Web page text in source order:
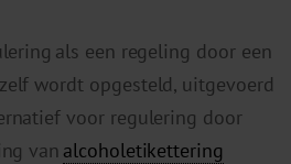
als een regeling door een
wordt opgesteld, uitgevoerd
voor regulering door
van alcoholetikettering